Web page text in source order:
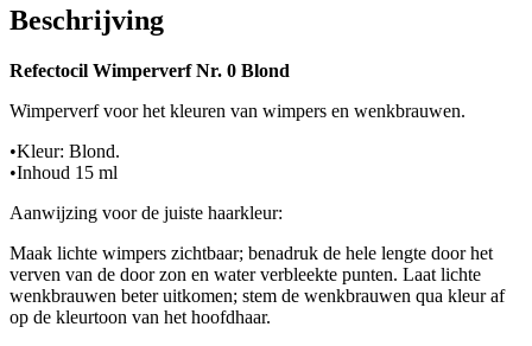
Beschrijving
Refectocil Wimperverf Nr. 0 Blond
Wimperverf voor het kleuren van wimpers en wenkbrauwen.
•Kleur: Blond.
•Inhoud 15 ml
Aanwijzing voor de juiste haarkleur:
Maak lichte wimpers zichtbaar; benadruk de hele lengte door het
verven van de door zon en water verbleekte punten. Laat lichte
wenkbrauwen beter uitkomen; stem de wenkbrauwen qua kleur af
op de kleurtoon van het hoofdhaar.